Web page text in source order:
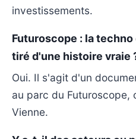
investissements.
Futuroscope : la
tiré d'une histoire vraie
Oui. Il s'agit d'un
au parc du Futuroscope,
Vienne.